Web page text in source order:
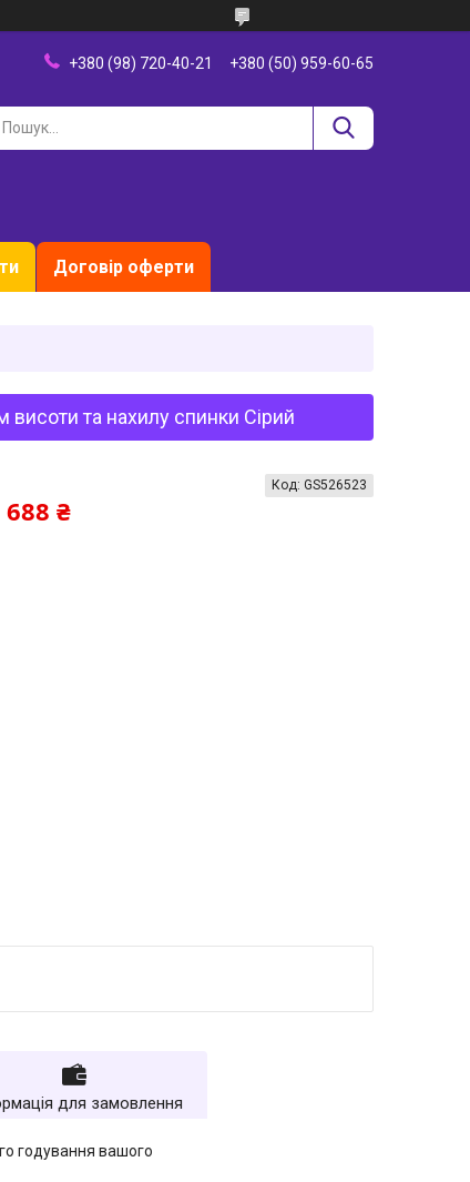
+380 (98) 720-40-21 +380 (50) 959-60-65
Договір оферти
висоти та нахилу спинки Сірий
688 ₴
Код: GS526523
для замовлення
годування вашого